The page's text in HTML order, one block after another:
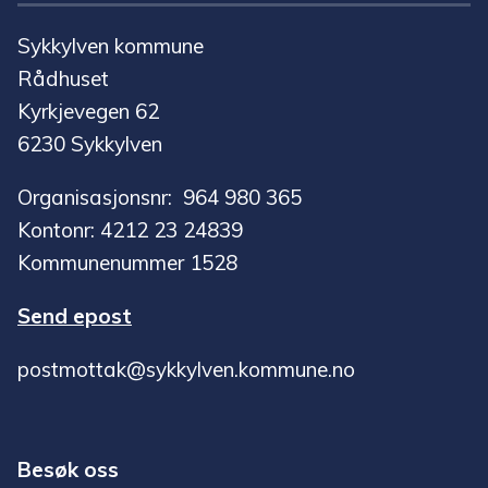
Sykkylven kommune
Rådhuset
Kyrkjevegen 62
6230 Sykkylven
Organisasjonsnr: 964 980 365
Kontonr: 4212 23 24839
Kommunenummer 1528
Send epost
postmottak@sykkylven.kommune.no
Besøk oss